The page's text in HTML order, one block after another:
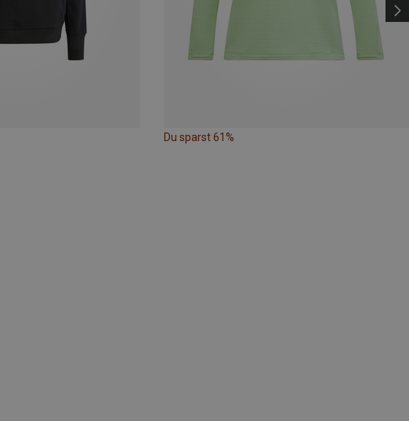
Du sparst 61%